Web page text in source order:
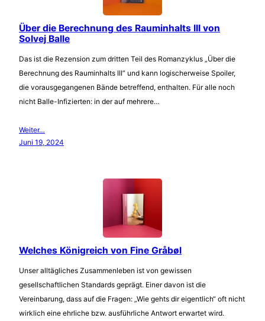
Über die Berechnung des Rauminhalts III von
Solvej Balle
Das ist die Rezension zum dritten Teil des Romanzyklus „Über die
Berechnung des Rauminhalts III“ und kann logischerweise Spoiler,
die vorausgegangenen Bände betreffend, enthalten. Für alle noch
nicht Balle-Infizierten: in der auf mehrere…
Weiter…
Juni 19, 2024
Welches Königreich von Fine Gråbøl
Unser alltägliches Zusammenleben ist von gewissen
gesellschaftlichen Standards geprägt. Einer davon ist die
Vereinbarung, dass auf die Fragen: „Wie gehts dir eigentlich“ oft nicht
wirklich eine ehrliche bzw. ausführliche Antwort erwartet wird.